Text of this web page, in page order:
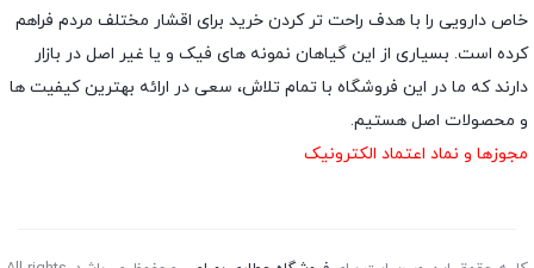
خاص دارویی را با هدف راحت تر کردن خرید برای اقشار مختلف مردم فراهم
کرده است. بسیاری از این گیاهان نمونه های فیک و یا غیر اصل در بازار
دارند که ما در این فروشگاه با تمام تلاش، سعی در ارائه بهترین کیفیت ها
و محصولات اصل هستیم.
مجوزها و نماد اعتماد الکترونیک